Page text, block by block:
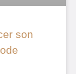
son